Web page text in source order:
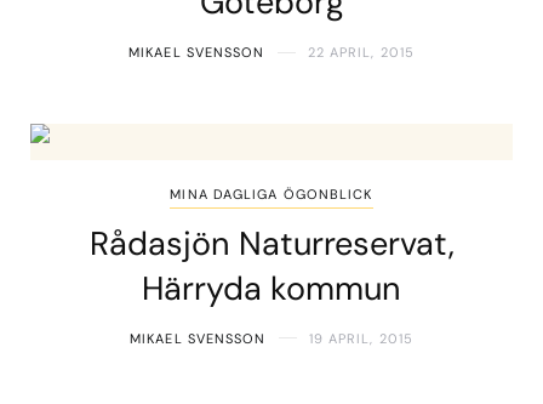
MIKAEL SVENSSON 22 APRIL, 2015
MINA DAGLIGA ÖGONBLICK
Rådasjön Naturreservat,
Härryda kommun
MIKAEL SVENSSON 19 APRIL, 2015